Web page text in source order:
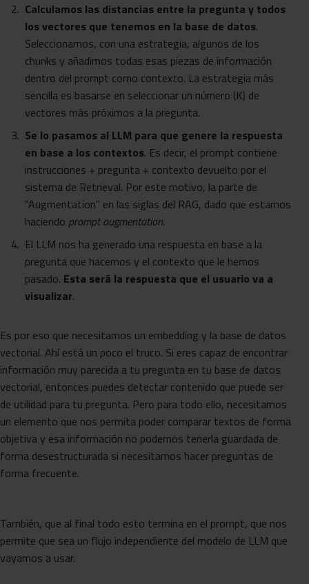
Calculamos las distancias entre la pregunta y todos
los vectores que tenemos en la base de datos.
Seleccionamos, con una estrategia, algunos de los
chunks y añadimos todas esas piezas de información
dentro del prompt como contexto. La estrategia más
sencilla es basarse en seleccionar un número (K) de
vectores más próximos a la pregunta.
Se lo pasamos al LLM para que genere la respuesta
en base a los contextos. Es decir, el prompt contiene
instrucciones + pregunta + contexto devuelto por el
sistema de Retrieval. Por este motivo, la parte de
"Augmentation" en las siglas del RAG, dado que estamos
haciendo prompt augmentation.
El LLM nos ha generado una respuesta en base a la
pregunta que hacemos y el contexto que le hemos
pasado. Esta será la respuesta que el usuario va a
visualizar.
Es por eso que necesitamos un embedding y la base de datos
vectorial. Ahí está un poco el truco. Si eres capaz de encontrar
información muy parecida a tu pregunta en tu base de datos
vectorial, entonces puedes detectar contenido que puede ser
de utilidad para tu pregunta. Pero para todo ello, necesitamos
un elemento que nos permita poder comparar textos de forma
objetiva y esa información no podemos tenerla guardada de
forma desestructurada si necesitamos hacer preguntas de
forma frecuente.
También, que al final todo esto termina en el prompt, que nos
permite que sea un flujo independiente del modelo de LLM que
vayamos a usar.